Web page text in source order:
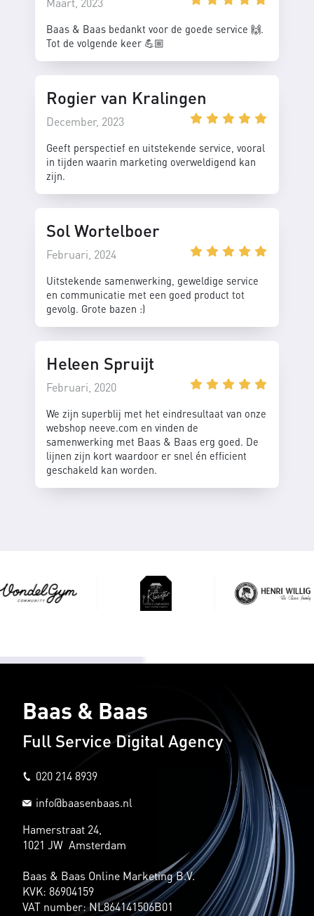
Baas & Baas bedankt voor de goede service 🙌.
Tot de volgende keer 💪🏼
Rogier van Kralingen
December, 2023
Geeft perspectief en uitstekende service, vooral
in tijden waarin marketing overweldigend kan
zijn.
Sol Wortelboer
Februari, 2024
Uitstekende samenwerking, geweldige service
en communicatie met een goed product tot
gevolg. Grote bazen :)
Heleen Spruijt
Februari, 2020
We zijn superblij met het eindresultaat van onze
webshop neeve.com en vinden de
samenwerking met Baas & Baas erg goed. De
lijnen zijn kort waardoor er snel én efficient
geschakeld kan worden.
Baas & Baas
Full Service Digital Agency
020 214 8939
info@baasenbaas.nl
Hamerstraat 24,
1021 JW Amsterdam
Baas & Baas Online Marketing B.V.
KVK: 86904159
VAT number: NL864141506B01